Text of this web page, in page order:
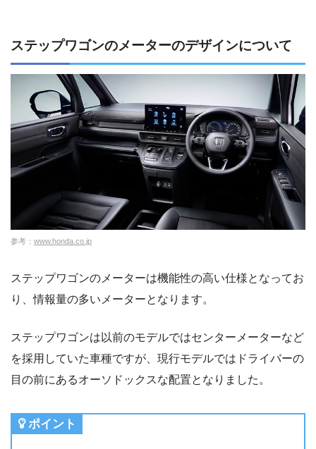
ステップワゴンのメーターのデザインについて
参考： www.honda.co.jp
ステップワゴンのメーターは機能性の高い仕様となってお
り、情報量の多いメーターとなります。
ステップワゴンは以前のモデルではセンターメーターなど
を採用していた車種ですが、現行モデルではドライバーの
目の前にあるオーソドックスな配置となりました。
ポイント